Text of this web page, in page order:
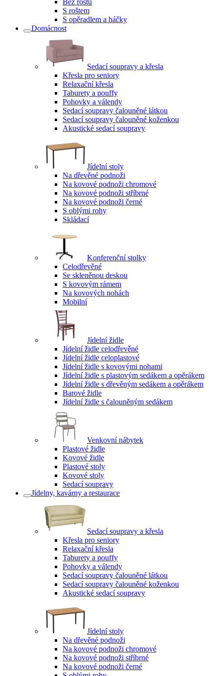
Bez roštu
S roštem
S opěradlem a háčky
Domácnost
Sedací soupravy a křesla
Křesla pro seniory
Relaxační křesla
Taburety a pouffy
Pohovky a válendy
Sedací soupravy čalouněné látkou
Sedací soupravy čalouněné koženkou
Akustické sedací soupravy
Jídelní stoly
Na dřevěné podnoži
Na kovové podnoži chromové
Na kovové podnoži stříbrné
Na kovové podnoži černé
S oblými rohy
Skládací
Konferenční stolky
Celodřevěné
Se skleněnou deskou
S kovovým rámem
Na kovových nohách
Mobilní
Jídelní židle
Jídelní židle celodřevěné
Jídelní židle celoplastové
Jídelní židle s kovovými nohami
Jídelní židle s plastovým sedákem a opěrákem
Jídelní židle s dřevěným sedákem a opěrákem
Barové židle
Jídelní židle s čalouněným sedákem
Venkovní nábytek
Plastové židle
Kovové židle
Plastové stoly
Kovové stoly
Sedací soupravy
Jídelny, kavárny a restaurace
Sedací soupravy a křesla
Křesla pro seniory
Relaxační křesla
Taburety a pouffy
Pohovky a válendy
Sedací soupravy čalouněné látkou
Sedací soupravy čalouněné koženkou
Akustické sedací soupravy
Jídelní stoly
Na dřevěné podnoži
Na kovové podnoži chromové
Na kovové podnoži stříbrné
Na kovové podnoži černé